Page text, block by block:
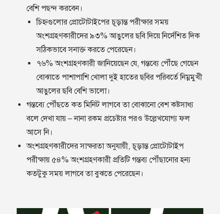
বেশি পছন্দ করবেন।
চিহ্নগুলোর প্রোটোটাইপের চূড়ান্ত পরীক্ষার সময়
অংশগ্রহণকারীদের ৯৩% আঙুলের ছবি দিয়ে নির্দেশিত দিক
সঠিকভাবে সনাক্ত করতে পেরেছেন।
৭৬% অংশগ্রহণকারী জানিয়েছেন যে, গন্তব্যে পৌঁছে গেছেন
বোঝাতে পাশাপাশি খোলা দুই হাতের ছবির পরিবর্তে নিম্নমুখী
আঙুলের ছবি বেশি ভালো।
গন্তব্যে পৌঁছতে কত মিনিট লাগবে তা বোঝানো বেশ কষ্টসাধ্য
বলে দেখা যায় – নানা রকম প্রচেষ্টার পরও উল্লেখযোগ্য ফল
আসে নি।
অংশগ্রহণকারীদের সাক্ষরতা অনুযায়ী, চূড়ান্ত প্রোটোটাইপ
পরীক্ষায় ৫৪% অংশগ্রহণকারী প্রতিটি গন্তব‍্য পৌঁছানোর হন‍্য
কতটুকু সময় লাগবে তা বুঝতে পেরেছেন।